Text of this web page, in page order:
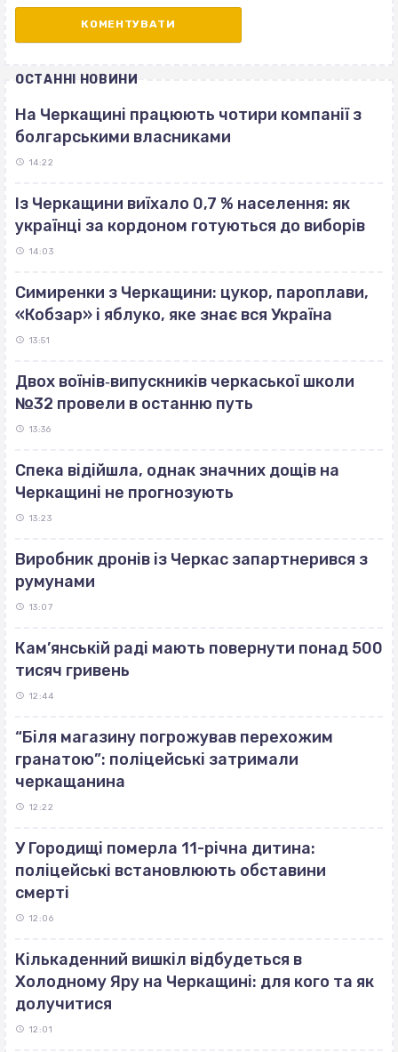
ОСТАННІ НОВИНИ
На Черкащині працюють чотири компанії з
болгарськими власниками
14:22
Із Черкащини виїхало 0,7 % населення: як
українці за кордоном готуються до виборів
14:03
Симиренки з Черкащини: цукор, пароплави,
«Кобзар» і яблуко, яке знає вся Україна
13:51
Двох воїнів‐випускників черкаської школи
№32 провели в останню путь
13:36
Спека відійшла, однак значних дощів на
Черкащині не прогнозують
13:23
Виробник дронів із Черкас запартнерився з
румунами
13:07
Кам’янській раді мають повернути понад 500
тисяч гривень
12:44
“Біля магазину погрожував перехожим
гранатою”: поліцейські затримали
черкащанина
12:22
У Городищі померла 11-річна дитина:
поліцейські встановлюють обставини
смерті
12:06
Кількаденний вишкіл відбудеться в
Холодному Яру на Черкащині: для кого та як
долучитися
12:01